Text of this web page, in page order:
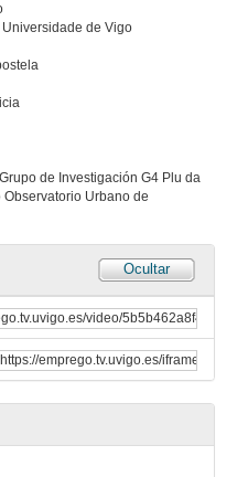
de Vigo
de Investigación G4 Plu da
Urbano de
Ocultar
de 2014
de 2014